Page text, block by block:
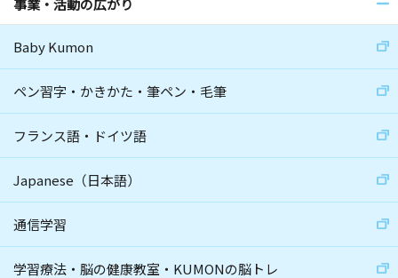
事業・活動の広がり
Baby Kumon
ペン習字・かきかた・筆ペン・毛筆
フランス語・ドイツ語
Japanese（日本語）
通信学習
学習療法・脳の健康教室・KUMONの脳トレ